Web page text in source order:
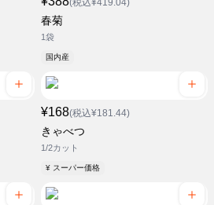
(税込¥419.04)
春菊
1袋
国内産
¥168(税込¥181.44)
きゃべつ
1/2カット
¥ スーパー価格